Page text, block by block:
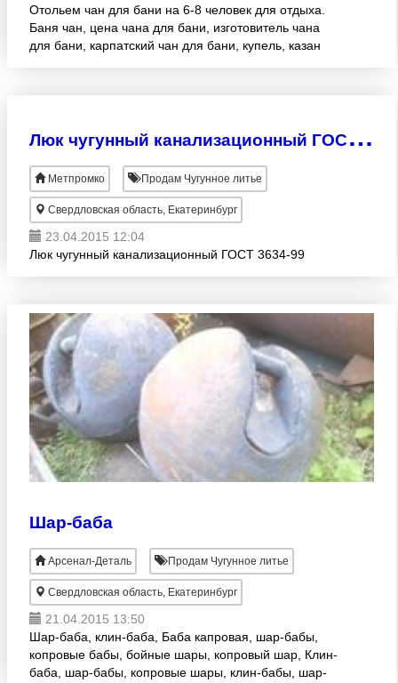
Отольем чан для бани на 6-8 человек для отдыха.
Баня чан, цена чана для бани, изготовитель чана
для бани, карпатский чан для бани, купель, казан
Л
юк чугунный канализационный ГОСТ 3634-99
Метпромко Продам Чугунное литье
Свердловская область, Екатеринбург
23.04.2015 12:04
Люк чугунный канализационный ГОСТ 3634-99
Шар-баба
Арсенал-Деталь Продам Чугунное литье
Свердловская область, Екатеринбург
21.04.2015 13:50
Шар-баба, клин-баба, Баба капровая, шар-бабы,
копровые бабы, бойные шары, копровый шар, Клин-
баба, шар-бабы, копровые шары, клин-бабы, шар-